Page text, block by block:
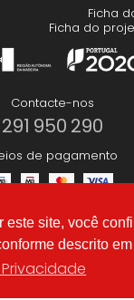
este site, você
descrito em
Ficha
Ficha do
Contacte-nos
291 950 290
de pagamento
Política
Sociais